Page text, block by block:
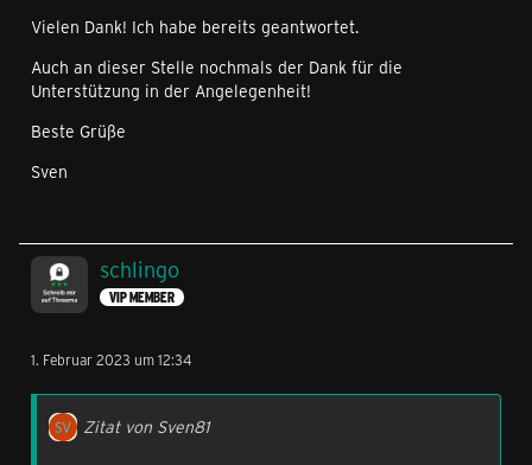
Vielen Dank! Ich habe bereits geantwortet.
Auch an dieser Stelle nochmals der Dank für die
Unterstützung in der Angelegenheit!
Beste Grüße
Sven
schlingo
VIP MEMBER
1. Februar 2023 um 12:34
Zitat von Sven81